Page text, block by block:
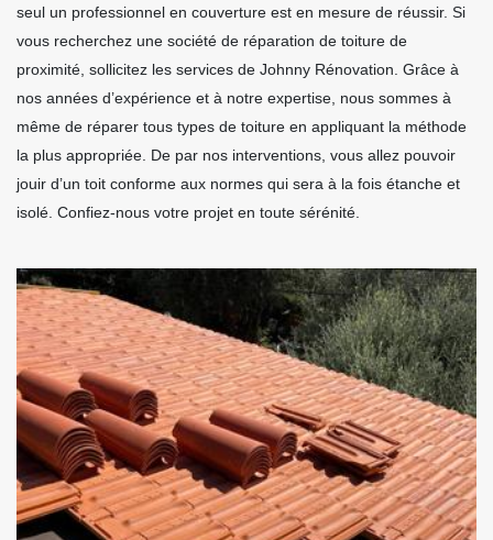
seul un professionnel en couverture est en mesure de réussir. Si
vous recherchez une société de réparation de toiture de
proximité, sollicitez les services de Johnny Rénovation. Grâce à
nos années d’expérience et à notre expertise, nous sommes à
même de réparer tous types de toiture en appliquant la méthode
la plus appropriée. De par nos interventions, vous allez pouvoir
jouir d’un toit conforme aux normes qui sera à la fois étanche et
isolé. Confiez-nous votre projet en toute sérénité.